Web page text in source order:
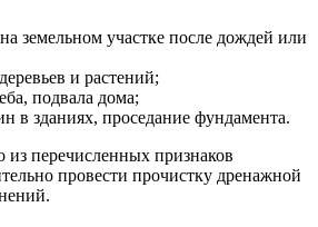
земельном участке после дождей или
и растений;
подвала дома;
в зданиях, проседание фундамента.
перечисленных признаков
провести прочистку дренажной